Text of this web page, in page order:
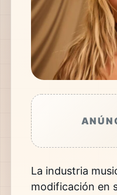
La industria
modificación en